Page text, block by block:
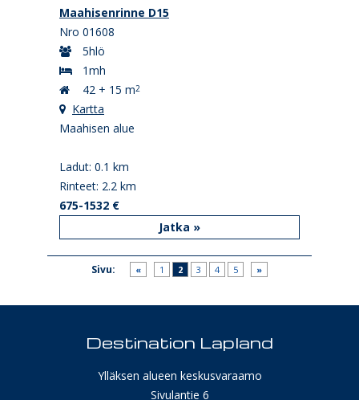
Maahisenrinne D15
Nro 01608
5hlö
1mh
42 + 15 m2
Kartta
Maahisen alue
Ladut: 0.1 km
Rinteet: 2.2 km
675-1532 €
Jatka »
Sivu: « 1 2 3 4 5 »
Destination Lapland
Ylläksen alueen keskusvaraamo
Sivulantie 6